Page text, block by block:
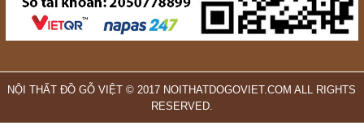
của từng khách hàng. Chúng tôi sẽ tư vấn tận tình, giúp bạn lựa
chọn những giải pháp tối ưu nhất cho không gian sống của mình.
Nội Thất Đồ Gỗ Việt
Tất cả các thông tin truyền thông, các dịch vụ hấp dẫn được
NỘI THẤT ĐỒ GỖ VIỆT © 2017 NOITHATDOGOVIET.COM ALL RIGHTS
RESERVED.